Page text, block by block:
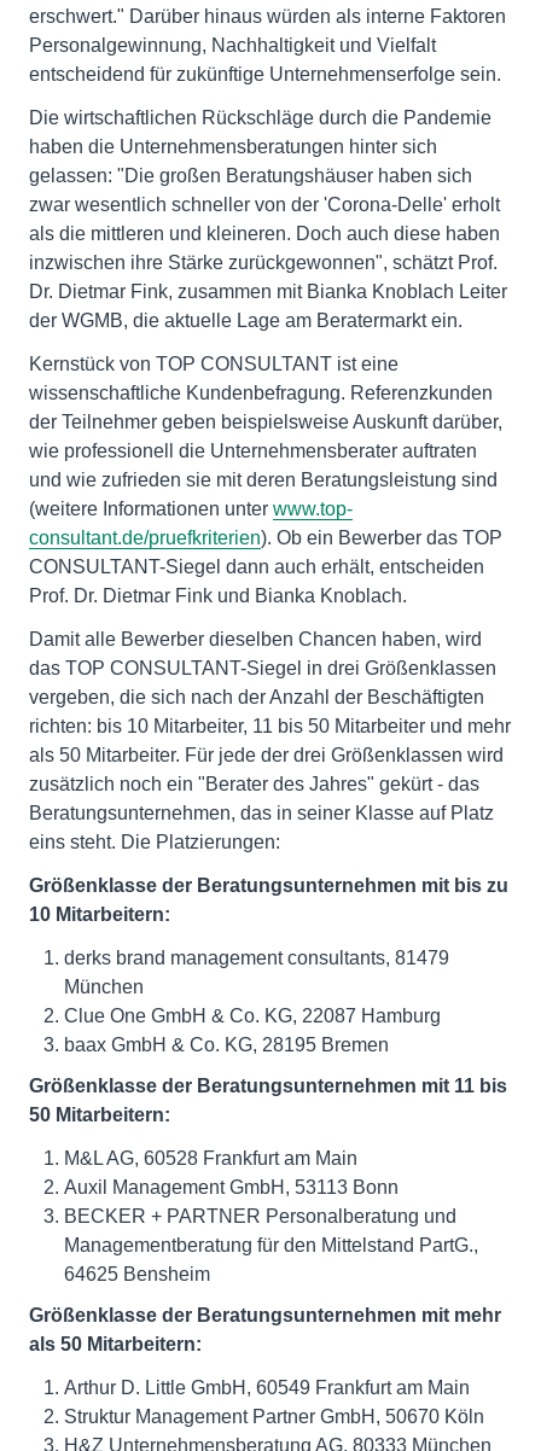
erschwert." Darüber hinaus würden als interne Faktoren
Personalgewinnung, Nachhaltigkeit und Vielfalt
entscheidend für zukünftige Unternehmenserfolge sein.
Die wirtschaftlichen Rückschläge durch die Pandemie
haben die Unternehmensberatungen hinter sich
gelassen: "Die großen Beratungshäuser haben sich
zwar wesentlich schneller von der 'Corona-Delle' erholt
als die mittleren und kleineren. Doch auch diese haben
inzwischen ihre Stärke zurückgewonnen", schätzt Prof.
Dr. Dietmar Fink, zusammen mit Bianka Knoblach Leiter
der WGMB, die aktuelle Lage am Beratermarkt ein.
Kernstück von TOP CONSULTANT ist eine
wissenschaftliche Kundenbefragung. Referenzkunden
der Teilnehmer geben beispielsweise Auskunft darüber,
wie professionell die Unternehmensberater auftraten
und wie zufrieden sie mit deren Beratungsleistung sind
(weitere Informationen unter www.top-
consultant.de/pruefkriterien). Ob ein Bewerber das TOP
CONSULTANT-Siegel dann auch erhält, entscheiden
Prof. Dr. Dietmar Fink und Bianka Knoblach.
Damit alle Bewerber dieselben Chancen haben, wird
das TOP CONSULTANT-Siegel in drei Größenklassen
vergeben, die sich nach der Anzahl der Beschäftigten
richten: bis 10 Mitarbeiter, 11 bis 50 Mitarbeiter und mehr
als 50 Mitarbeiter. Für jede der drei Größenklassen wird
zusätzlich noch ein "Berater des Jahres" gekürt - das
Beratungsunternehmen, das in seiner Klasse auf Platz
eins steht. Die Platzierungen:
Größenklasse der Beratungsunternehmen mit bis zu
10 Mitarbeitern:
derks brand management consultants, 81479
München
Clue One GmbH & Co. KG, 22087 Hamburg
baax GmbH & Co. KG, 28195 Bremen
Größenklasse der Beratungsunternehmen mit 11 bis
50 Mitarbeitern:
M&L AG, 60528 Frankfurt am Main
Auxil Management GmbH, 53113 Bonn
BECKER + PARTNER Personalberatung und
Managementberatung für den Mittelstand PartG.,
64625 Bensheim
Größenklasse der Beratungsunternehmen mit mehr
als 50 Mitarbeitern:
Arthur D. Little GmbH, 60549 Frankfurt am Main
Struktur Management Partner GmbH, 50670 Köln
H&Z Unternehmensberatung AG, 80333 München